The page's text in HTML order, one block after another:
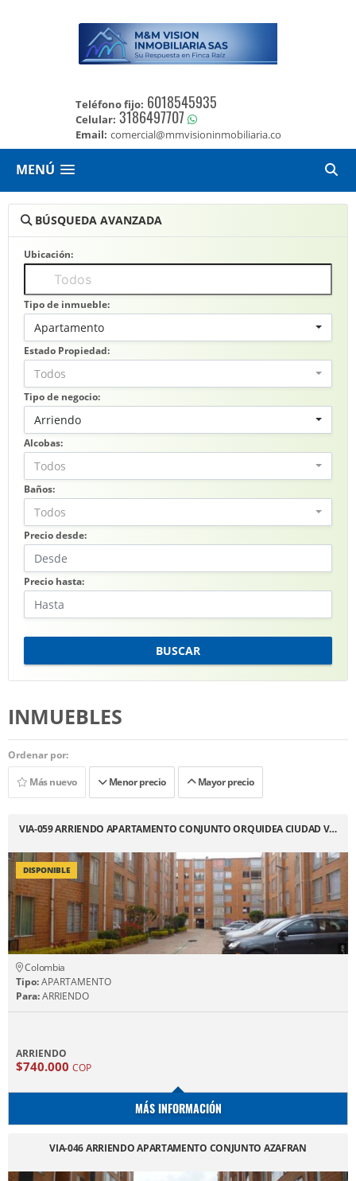
Teléfono fijo: 6018545935
Celular: 3186497707
Email: comercial@mmvisioninmobiliaria.co
MENÚ
BÚSQUEDA AVANZADA
Ubicación:
Tipo de inmueble:
Apartamento
Estado Propiedad:
Todos
Tipo de negocio:
Arriendo
Alcobas:
Todos
Baños:
Todos
Precio desde:
Precio hasta:
BUSCAR
INMUEBLES
Ordenar por:
Más nuevo
Menor precio Mayor precio
VIA-059 ARRIENDO APARTAMENTO CONJUNTO ORQUIDEA CIUDAD V…
DISPONIBLE
Colombia
Tipo:APARTAMENTO
Para:ARRIENDO
ARRIENDO
$740.000 COP
MÁS INFORMACIÓN
VIA-046 ARRIENDO APARTAMENTO CONJUNTO AZAFRAN